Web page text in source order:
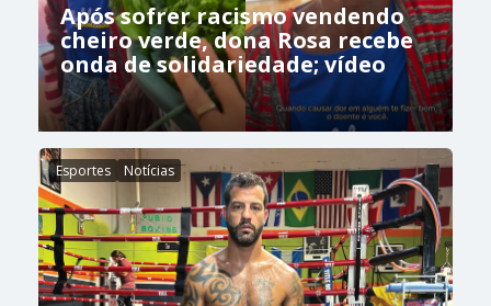
Após sofrer racismo vendendo
cheiro verde, dona Rosa recebe
onda de solidariedade; vídeo
Esportes Notícias